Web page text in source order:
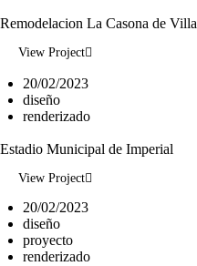
Remodelacion La Casona de Villa
View Project
20/02/2023
diseño
renderizado
Estadio Municipal de Imperial
View Project
20/02/2023
diseño
proyecto
renderizado